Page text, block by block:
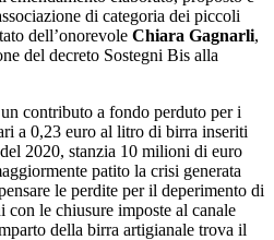
di categoria dei piccoli
dell’onorevole Chiara Gagnarli,
del decreto Sostegni Bis alla
contributo a fondo perduto per i
a 0,23 euro al litro di birra inseriti
2020, stanzia 10 milioni di euro
patito la crisi generata
le perdite per il deperimento di
le chiusure imposte al canale
della birra artigianale trova il